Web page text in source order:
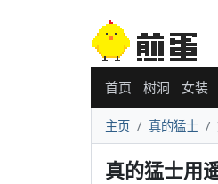
首页 树洞 女装
主页 真的猛士
真的猛士用